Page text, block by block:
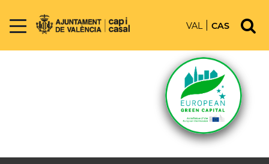
VAL CAS